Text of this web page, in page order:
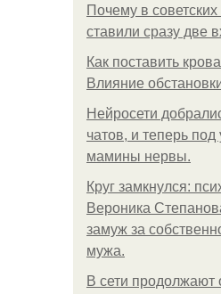
Почему в советских
ставили сразу две
Как поставить
Влияние
Нейросети
чатов, и теперь под
мамины нервы.
Круг замкнулся:
Вероника
замуж за
мужа.
В сети продолжают